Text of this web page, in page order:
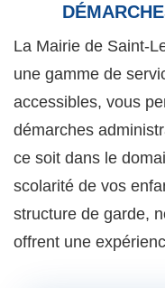
La Mairie de Saint-
une gamme de
accessibles, vous
démarches
ce soit dans le
scolarité de vos
structure de garde,
offrent une